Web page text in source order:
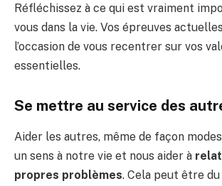
Réfléchissez à ce qui est vraiment
vous dans la vie. Vos épreuves
l’occasion de vous recentrer sur vos
essentielles.
Se mettre au service des
Aider les autres, même de façon
un sens à notre vie et nous aider à
propres problèmes. Cela peut être